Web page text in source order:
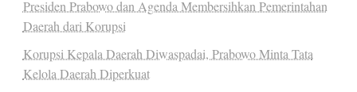
Presiden Prabowo dan Agenda Membersihkan Pemerintahan
Daerah dari Korupsi
Korupsi Kepala Daerah Diwaspadai, Prabowo Minta Tata
Kelola Daerah Diperkuat